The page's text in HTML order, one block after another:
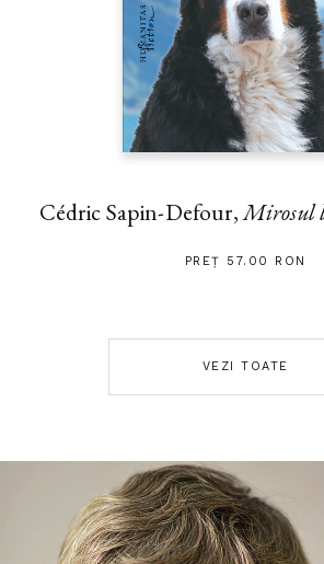
Cédric Sapin-Defour,Mirosul
PREȚ 57.00 RON
VEZI TOATE